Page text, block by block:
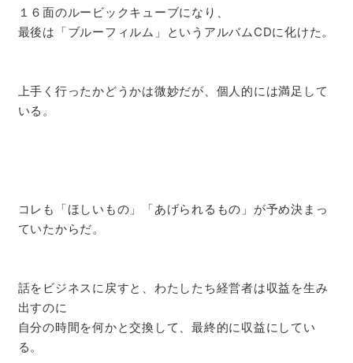
１６面のルービックキューブになり、
最後は「ブルーフィルム」というアルバムCDに化けた。
上手く行ったかどうかは微妙だが、個人的には満足して
いる。
コレも「ほしいもの」「あげられるもの」が予め決まっ
ていたからだ。
話をビジネスに戻すと、わたしたち経営者は収益を生み
出すのに
自分の時間を何かと交換して、最終的に収益にしてい
る。